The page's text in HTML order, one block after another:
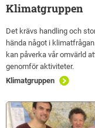
Klimatgruppen
Det krävs handling och
hända något i
kan påverka vår omvärld
genomför aktiviteter.
Klimatgruppen